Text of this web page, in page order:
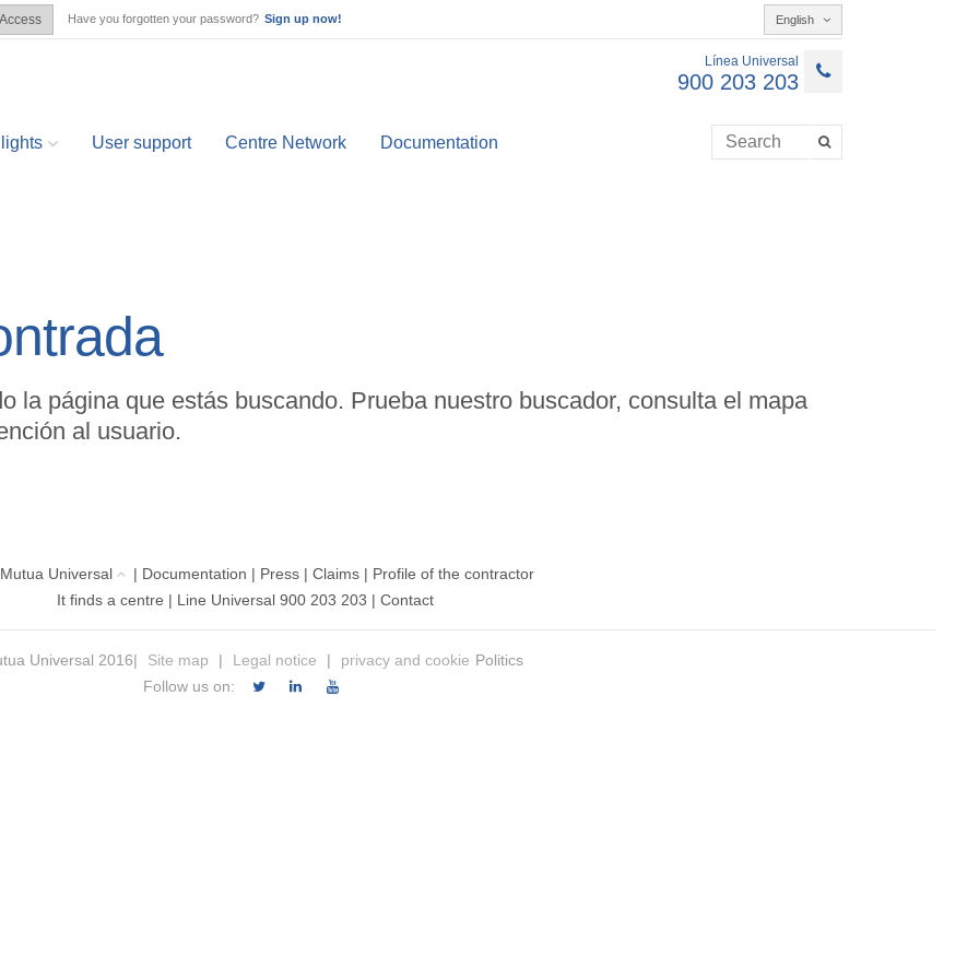
Access Have you forgotten your password? Sign up now! English
Línea Universal
900 203 203
User support Centre Network Documentation
la página que estás buscando. Prueba nuestro buscador, consulta el mapa
al usuario.
Universal | Documentation | Press | Claims | Profile of the contractor
It finds a centre | Line Universal 900 203 203 | Contact
Universal 2016| Site map | Legal notice | privacy and cookie Politics
Follow us on: